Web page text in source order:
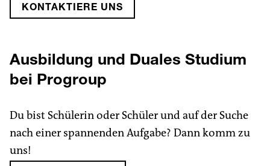
KONTAKTIERE UNS
Ausbildung und Duales Studium
bei Progroup
Du bist Schülerin oder Schüler und auf der Suche
nach einer spannenden Aufgabe? Dann komm zu
uns!